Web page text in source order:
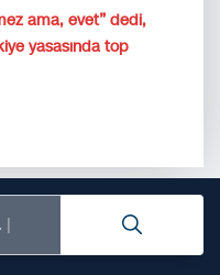
ama, evet” dedi,
yasasında top